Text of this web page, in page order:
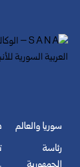
سوريا والعالم
رئاسة